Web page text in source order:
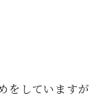
をしていますが